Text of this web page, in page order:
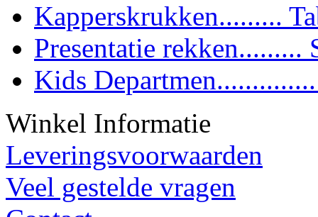
Kapperskrukken.........
Presentatie rekken.........
Kids
Winkel Informatie
Leveringsvoorwaarden
Veel gestelde vragen